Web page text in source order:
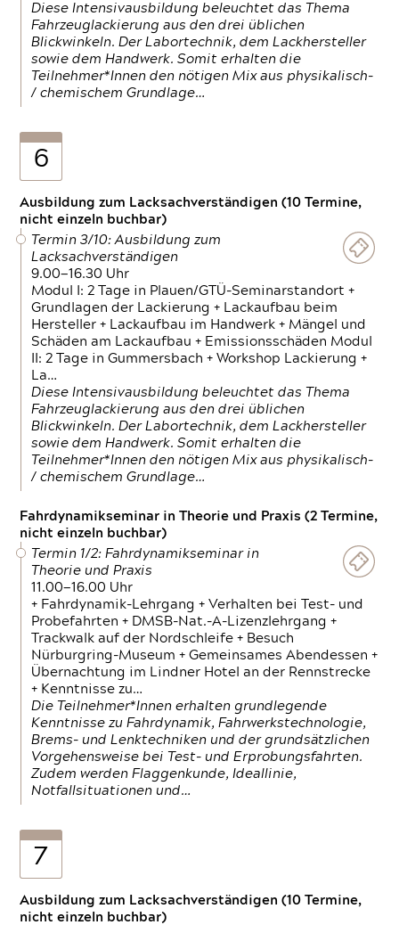
Diese Intensivausbildung beleuchtet das Thema
Fahrzeuglackierung aus den drei üblichen
Blickwinkeln. Der Labortechnik, dem Lackhersteller
sowie dem Handwerk. Somit erhalten die
Teilnehmer*Innen den nötigen Mix aus physikalisch-
/ chemischem Grundlage…
6
Ausbildung zum Lacksachverständigen (10 Termine,
nicht einzeln buchbar)
Termin 3/10: Ausbildung zum
Lacksachverständigen
9.00—16.30 Uhr
Modul I: 2 Tage in Plauen/GTÜ-Seminarstandort +
Grundlagen der Lackierung + Lackaufbau beim
Hersteller + Lackaufbau im Handwerk + Mängel und
Schäden am Lackaufbau + Emissionsschäden Modul
II: 2 Tage in Gummersbach + Workshop Lackierung +
La…
Diese Intensivausbildung beleuchtet das Thema
Fahrzeuglackierung aus den drei üblichen
Blickwinkeln. Der Labortechnik, dem Lackhersteller
sowie dem Handwerk. Somit erhalten die
Teilnehmer*Innen den nötigen Mix aus physikalisch-
/ chemischem Grundlage…
Fahrdynamikseminar in Theorie und Praxis (2 Termine,
nicht einzeln buchbar)
Termin 1/2: Fahrdynamikseminar in
Theorie und Praxis
11.00—16.00 Uhr
+ Fahrdynamik-Lehrgang + Verhalten bei Test- und
Probefahrten + DMSB-Nat.-A-Lizenzlehrgang +
Trackwalk auf der Nordschleife + Besuch
Nürburgring-Museum + Gemeinsames Abendessen +
Übernachtung im Lindner Hotel an der Rennstrecke
+ Kenntnisse zu…
Die Teilnehmer*Innen erhalten grundlegende
Kenntnisse zu Fahrdynamik, Fahrwerkstechnologie,
Brems- und Lenktechniken und der grundsätzlichen
Vorgehensweise bei Test- und Erprobungsfahrten.
Zudem werden Flaggenkunde, Ideallinie,
Notfallsituationen und…
7
Ausbildung zum Lacksachverständigen (10 Termine,
nicht einzeln buchbar)